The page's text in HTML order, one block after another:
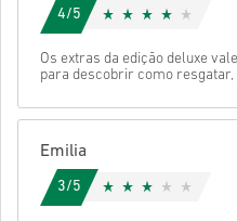
4/5
Os extras da edição deluxe
para descobrir como
Emilia
3/5